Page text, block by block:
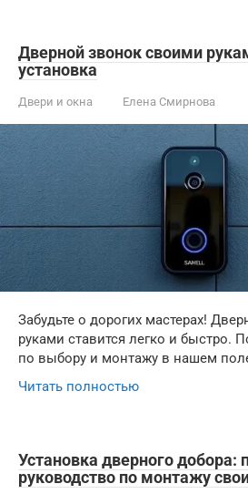
Дверной звонок своими
установка
Двери и окна Елена Смирнова
Забудьте о дорогих мастерах!
руками ставится легко и быстро.
по выбору и монтажу в нашем
Читать полностью
Установка дверного добора:
руководство по монтажу